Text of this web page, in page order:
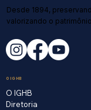
Desde 1894,
valorizando o
O IGHB
O IGHB
Diretoria